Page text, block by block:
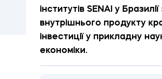
інститутів SENAI у
внутрішнього продукту
інвестиції у прикладну
економіки.